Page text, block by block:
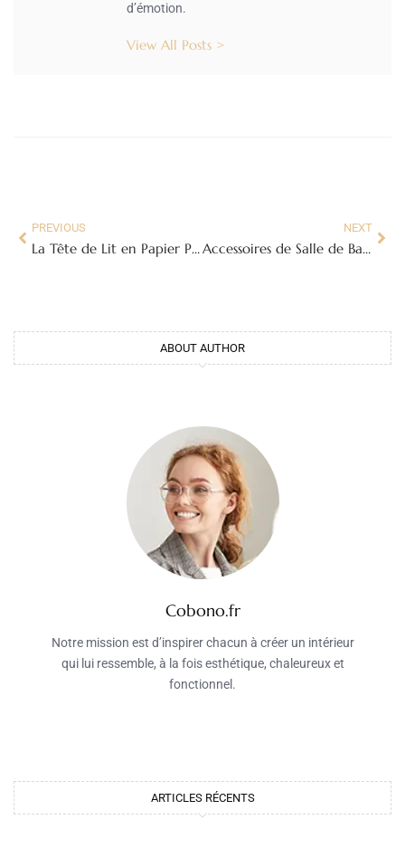
d’émotion.
View All Posts >
PREVIOUS
La Tête de Lit en Papier Peint : Une Solution Déco Originale et Facile
NEXT
Accessoires de Salle de Bain de Luxe : Créez Votre Oasis Personnelle
ABOUT AUTHOR
Cobono.fr
Notre mission est d’inspirer chacun à créer un intérieur
qui lui ressemble, à la fois esthétique, chaleureux et
fonctionnel.
ARTICLES RÉCENTS